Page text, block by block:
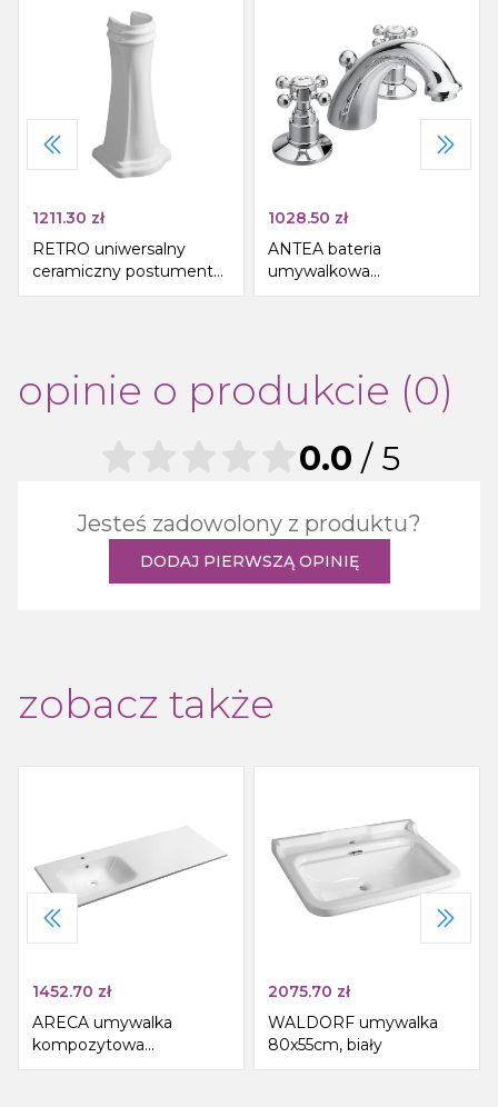
1211.30 zł
RETRO uniwersalny
ceramiczny postument
do umywalek
1028.50 zł
ANTEA bateria
umywalkowa
trzyelementowa z
opinie o produkcie (0)
Jesteś zadowolony z produktu?
DODAJ PIERWSZĄ OPINIĘ
0.0 / 5
zobacz także
1452.70 zł
ARECA umywalka
kompozytowa
141x51,5cm, lewa, biały
2075.70 zł
WALDORF umywalka
80x55cm, biały